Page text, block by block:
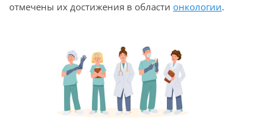
отмечены их достижения в области онкологии.